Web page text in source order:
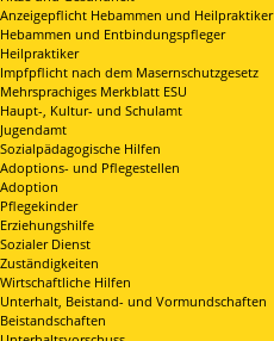
Anzeigepflicht Hebammen und Heilpraktiker
Hebammen und Entbindungspfleger
Heilpraktiker
Impfpflicht nach dem Masernschutzgesetz
Mehrsprachiges Merkblatt ESU
Haupt-, Kultur- und Schulamt
Jugendamt
Sozialpädagogische Hilfen
Adoptions- und Pflegestellen
Adoption
Pflegekinder
Erziehungshilfe
Sozialer Dienst
Zuständigkeiten
Wirtschaftliche Hilfen
Unterhalt, Beistand- und Vormundschaften
Beistandschaften